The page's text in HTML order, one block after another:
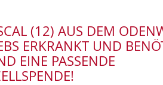
(12) AUS DEM
ERKRANKT UND
EINE PASSENDE